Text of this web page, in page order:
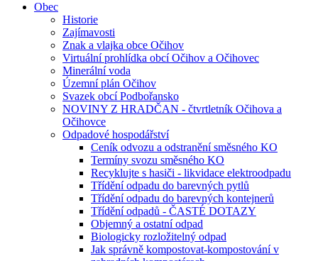
Obec
Historie
Zajímavosti
Znak a vlajka obce Očihov
Virtuální prohlídka obcí Očihov a Očihovec
Minerální voda
Územní plán Očihov
Svazek obcí Podbořansko
NOVINY Z HRADČAN - čtvrtletník Očihova a
Očihovce
Odpadové hospodářství
Ceník odvozu a odstranění směsného KO
Termíny svozu směsného KO
Recyklujte s hasiči - likvidace elektroodpadu
Třídění odpadu do barevných pytlů
Třídění odpadu do barevných kontejnerů
Třídění odpadů - ČASTÉ DOTAZY
Objemný a ostatní odpad
Biologicky rozložitelný odpad
Jak správně kompostovat-kompostování v